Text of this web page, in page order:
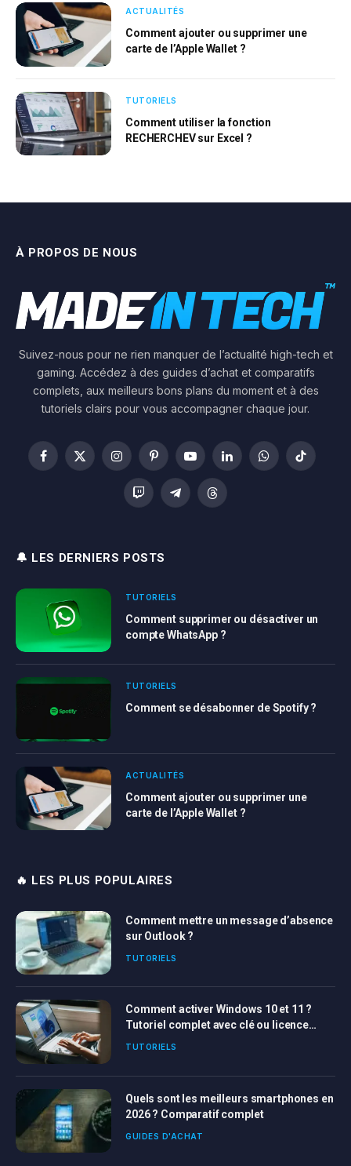
ACTUALITÉS
Comment ajouter ou supprimer une
carte de l’Apple Wallet ?
TUTORIELS
Comment utiliser la fonction
RECHERCHEV sur Excel ?
À PROPOS DE NOUS
Suivez-nous pour ne rien manquer de l’actualité high-tech et
gaming. Accédez à des guides d’achat et comparatifs
complets, aux meilleurs bons plans du moment et à des
tutoriels clairs pour vous accompagner chaque jour.
Facebook
X
InstagramPinterestYouTubeLinkedInWhatsAppTikTok
Twitch TelegramThreads
🔔 LES DERNIERS POSTS
TUTORIELS
Comment supprimer ou désactiver un
compte WhatsApp ?
TUTORIELS
Comment se désabonner de Spotify ?
ACTUALITÉS
Comment ajouter ou supprimer une
carte de l’Apple Wallet ?
🔥 LES PLUS POPULAIRES
Comment mettre un message d’absence
sur Outlook ?
TUTORIELS
Comment activer Windows 10 et 11 ?
Tutoriel complet avec clé ou licence
Windows
TUTORIELS
Quels sont les meilleurs smartphones en
2026 ? Comparatif complet
GUIDES D'ACHAT